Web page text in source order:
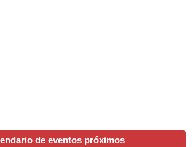
de eventos próximos